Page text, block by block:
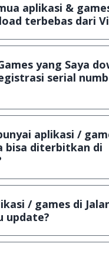
semacamnya.
aplikasi &
terbebas dari
melakukan scanning
games, sehingga bisa
yang Saya
serial
secara gratis, namun
dalam jangka waktu
kamu harus
aplikasi /
bisa diterbitkan di
Silahkan kirim email ke
/ (APK) jika Android
/ games di
update?
aplikasi dan games